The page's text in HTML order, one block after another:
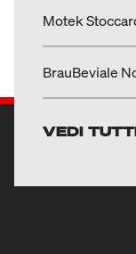
Motek
BrauBeviale
VEDI